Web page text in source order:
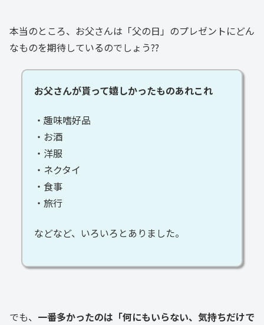
本当のところ、お父さんは「父の日」のプレゼントにどん
なものを期待しているのでしょう??
お父さんが貰って嬉しかったものあれこれ
・趣味嗜好品
・お酒
・洋服
・ネクタイ
・食事
・旅行
などなど、いろいろとありました。
でも、 一番多かったのは「何にもいらない、気持ちだけで